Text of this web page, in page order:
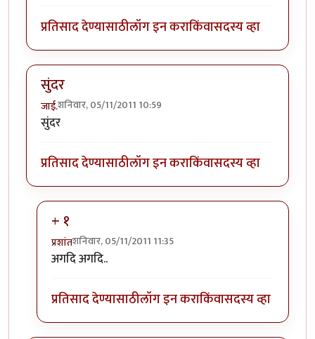
प्रतिसाद देण्यासाठीलॉग इन कराकिंवासदस्य व्हा
सुंदर
जाई.शनिवार, 05/11/2011 10:59
सुंदर
प्रतिसाद देण्यासाठीलॉग इन कराकिंवासदस्य व्हा
+ १
प्रशांतशनिवार, 05/11/2011 11:35
In reply toसुंदर
अगदि अगदि..
प्रतिसाद देण्यासाठीलॉग इन कराकिंवासदस्य व्हा